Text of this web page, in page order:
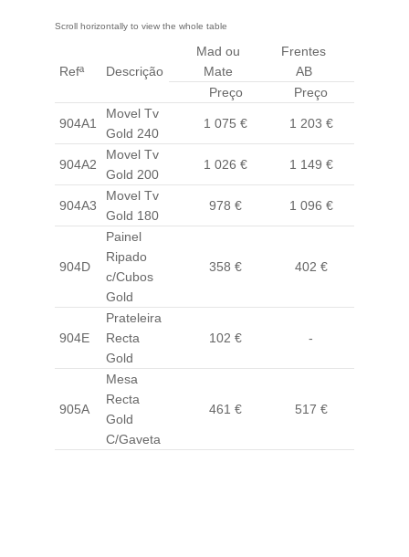
Refª Descrição
Mad ou
Mate
Frentes
AB
Preço
Preço
904A1
Movel Tv
Gold 240
1 075 € 1 203 €
904A2
Movel Tv
Gold 200
1 026 € 1 149 €
904A3
Movel Tv
Gold 180
978 € 1 096 €
904D
Painel
Ripado
c/Cubos
Gold
358 € 402 €
904E
Prateleira
Recta
Gold
102 € -
905A
Mesa
Recta
Gold
C/Gaveta
461 € 517 €